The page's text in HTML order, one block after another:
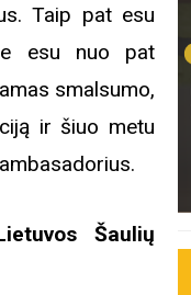
Taip pat esu
esu nuo pat
smalsumo,
ir šiuo metu
Šaulių